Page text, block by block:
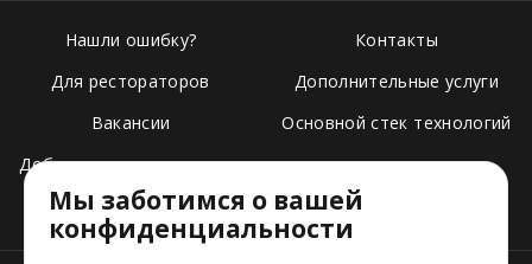
Нашли ошибку?
Для рестораторов
Вакансии
Добавить свое заведение
Тарифы
Контакты
Дополнительные услуги
Основной стек технологий
Мы заботимся о вашей
конфиденциальности